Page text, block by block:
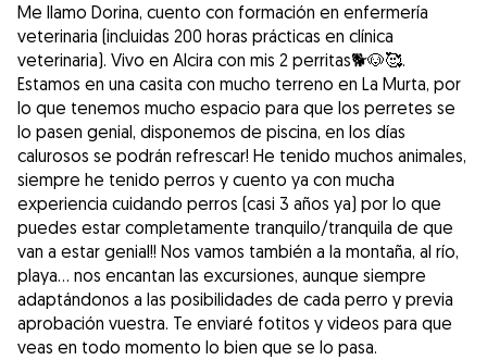
Me llamo Dorina, cuento con formación en enfermería
veterinaria (incluidas 200 horas prácticas en clínica
veterinaria). Vivo en Alcira con mis 2 perritas🐕🐶🥰.
Estamos en una casita con mucho terreno en La Murta, por
lo que tenemos mucho espacio para que los perretes se
lo pasen genial, disponemos de piscina, en los días
calurosos se podrán refrescar! He tenido muchos animales,
siempre he tenido perros y cuento ya con mucha
experiencia cuidando perros (casi 3 años ya) por lo que
puedes estar completamente tranquilo/tranquila de que
van a estar genial!! Nos vamos también a la montaña, al río,
playa... nos encantan las excursiones, aunque siempre
adaptándonos a las posibilidades de cada perro y previa
aprobación vuestra. Te enviaré fotitos y videos para que
veas en todo momento lo bien que se lo pasa.